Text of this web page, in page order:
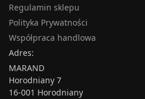
Regulamin sklepu
Polityka Prywatności
Współpraca handlowa
Adres:
MARAND
Horodniany 7
16-001 Horodniany